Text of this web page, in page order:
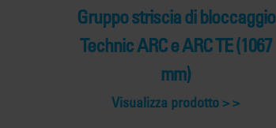
Gruppo striscia di bloccaggio
Technic ARC e ARC TE (1067
mm)
Visualizza prodotto >